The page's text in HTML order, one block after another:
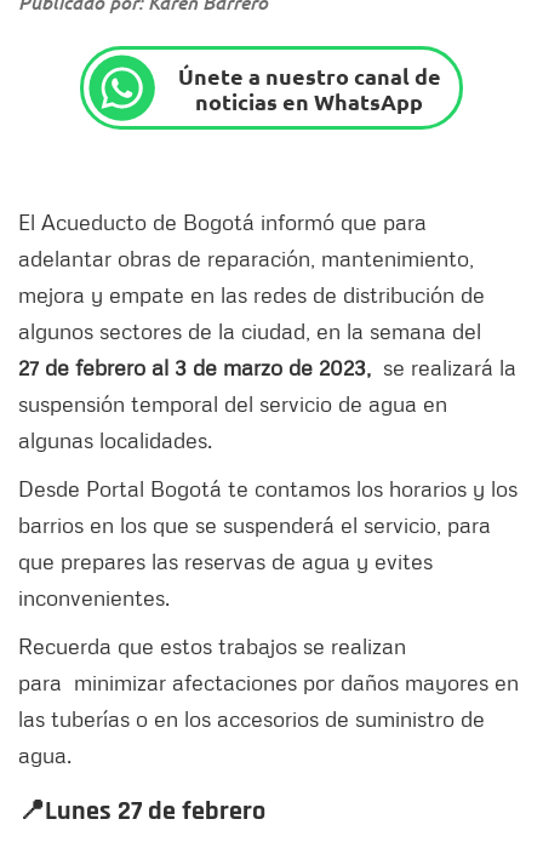
Únete a nuestro canal de
noticias en WhatsApp
El Acueducto de Bogotá informó que para
adelantar obras de reparación, mantenimiento,
mejora y empate en las redes de distribución de
algunos sectores de la ciudad, en la semana del
27 de febrero al 3 de marzo de 2023, se realizará la
suspensión temporal del servicio de agua en
algunas localidades.
Desde Portal Bogotá te contamos los horarios y los
barrios en los que se suspenderá el servicio, para
que prepares las reservas de agua y evites
inconvenientes.
Recuerda que estos trabajos se realizan
para minimizar afectaciones por daños mayores en
las tuberías o en los accesorios de suministro de
agua.
📍Lunes 27 de febrero